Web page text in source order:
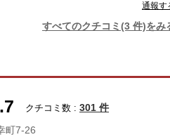
通報す
すべてのクチコミ(3 件)をみ
クチコミ数 : 301 件
町7-26